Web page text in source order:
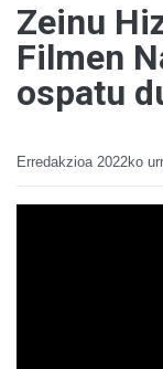
Zeinu
Filmen
ospatu
Erredakzioa 2022ko